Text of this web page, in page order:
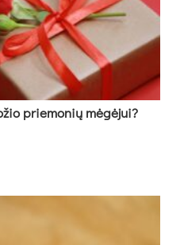
priemonių mėgėjui?